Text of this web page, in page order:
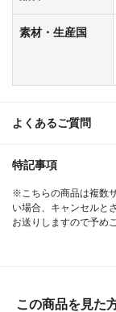
素材・生産国
よくあるご質問
特記事項
※こちらの商品は複数
い場合、キャンセルと
お送りしますので予め
この商品を見た